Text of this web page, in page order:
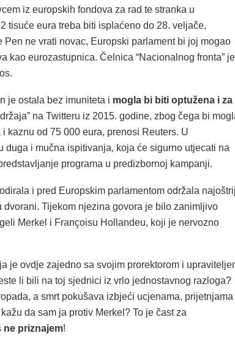
iz europskih fondova za rad te stranka u
tisuće eura treba biti isplaćeno do 28. veljače,
Pen ne vrati novac, Europski parlament bi joj mogao
kao eurozastupnica. Čelnica “Nacionalnog fronta” je
je ostala bez imuniteta i mogla bi biti optužena i za
na Twitteru iz 2015. godine, zbog čega bi
kaznu od 75 000 eura, prenosi Reuters. U
duga i mučna ispitivanja, koja će sigurno utjecati na
programa u predizbornoj kampanji.
i pred Europskim parlamentom održala
dvorani. Tijekom njezina govora je bilo zanimljivo
Merkel i Françoisu Hollandeu, koji je nervozno
je ovdje zajedno sa svojim prorektorom i
li bili na toj sjednici iz vrlo jednostavnog razloga?
a smrt pokušava izbjeći ucjenama, prijetnjama
da sam ja protiv Merkel? To je čast za
ne priznajem!